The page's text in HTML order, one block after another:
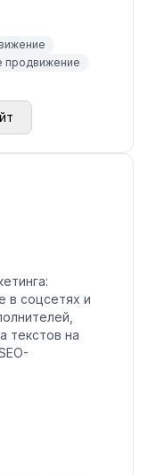
продвижение
в соцсетях и
текстов на